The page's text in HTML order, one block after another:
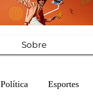
Sobre
Política Esportes